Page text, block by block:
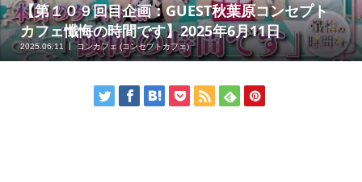
【第１０９回目企画：GUEST秋葉原コンセプト
カフェ懺悔の時間です】2025年6月11日
2025.06.11 コンカフェ (コンセプトカフェ)